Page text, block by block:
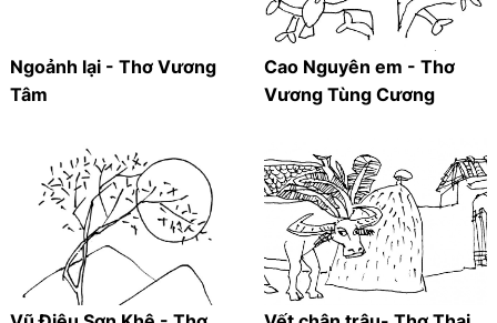
Ngoảnh lại - Thơ Vương
Tâm
Cao Nguyên em - Thơ
Vương Tùng Cương